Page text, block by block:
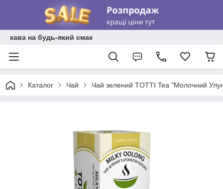
кава на будь-який смак
Каталог Чай Чай зелений TOTTI Tea "Молочний